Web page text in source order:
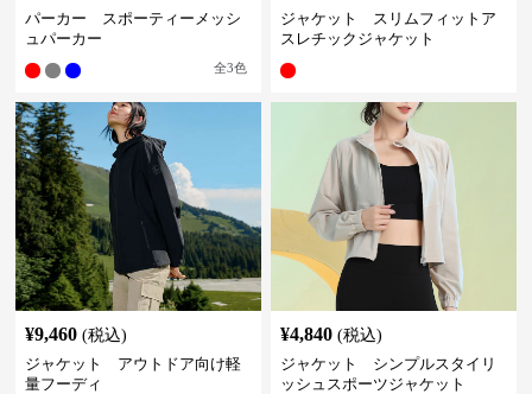
パーカー スポーティーメッシ
ュパーカー
全3色
ジャケット スリムフィットア
スレチックジャケット
¥9,460 (税込)
ジャケット アウトドア向け軽
量フーディ
¥4,840 (税込)
ジャケット シンプルスタイリ
ッシュスポーツジャケット